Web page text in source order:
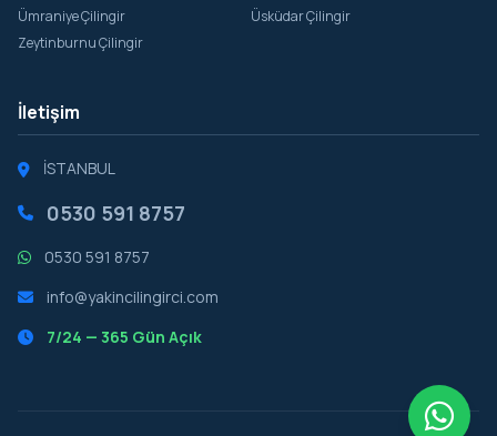
Ümraniye Çilingir
Üsküdar Çilingir
Zeytinburnu Çilingir
İletişim
İSTANBUL
0530 591 8757
0530 591 8757
info@yakincilingirci.com
7/24 — 365 Gün Açık